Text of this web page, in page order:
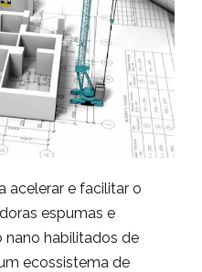
acelerar e facilitar o
espumas e
habilitados de
ecossistema de